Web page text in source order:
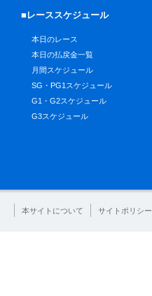
■レーススケジュール
本日のレース
本日の払戻金一覧
月間スケジュール
SG・PG1スケジュール
G1・G2スケジュール
G3スケジュール
本サイトについて サイトポリシー